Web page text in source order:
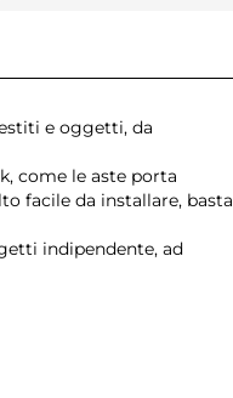
e oggetti, da
come le aste porta
facile da installare, basta
indipendente, ad